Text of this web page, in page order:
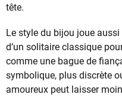
tête.
Le style du bijou joue
d’un solitaire classique
comme une bague de
symbolique, plus discrète
amoureux peut laisser